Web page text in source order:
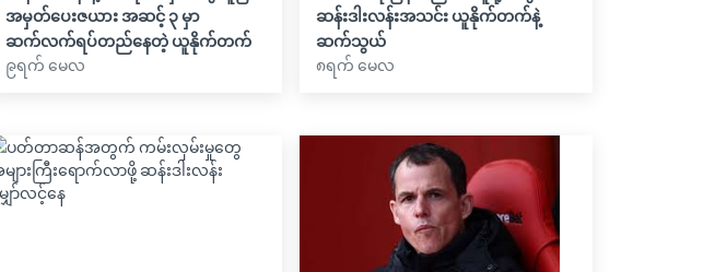
အမှတ်ပေးဇယား အဆင့် ၃ မှာ
ဆက်လက်ရပ်တည်နေတဲ့ ယူနိုက်တက်
၉ရက် မေလ
ဆန်းဒါးလန်းအသင်း ယူနိုက်တက်နဲ့
ဆက်သွယ်
၈ရက် မေလ